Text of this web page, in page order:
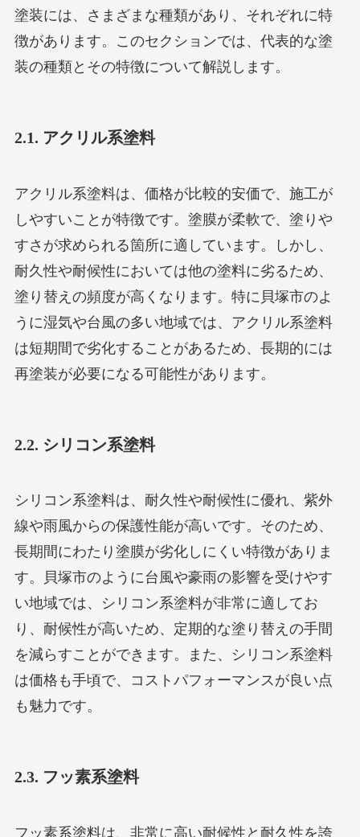
塗装には、さまざまな種類があり、それぞれに特
徴があります。このセクションでは、代表的な塗
装の種類とその特徴について解説します。
2.1. アクリル系塗料
アクリル系塗料は、価格が比較的安価で、施工が
しやすいことが特徴です。塗膜が柔軟で、塗りや
すさが求められる箇所に適しています。しかし、
耐久性や耐候性においては他の塗料に劣るため、
塗り替えの頻度が高くなります。特に貝塚市のよ
うに湿気や台風の多い地域では、アクリル系塗料
は短期間で劣化することがあるため、長期的には
再塗装が必要になる可能性があります。
2.2. シリコン系塗料
シリコン系塗料は、耐久性や耐候性に優れ、紫外
線や雨風からの保護性能が高いです。そのため、
長期間にわたり塗膜が劣化しにくい特徴がありま
す。貝塚市のように台風や豪雨の影響を受けやす
い地域では、シリコン系塗料が非常に適してお
り、耐候性が高いため、定期的な塗り替えの手間
を減らすことができます。また、シリコン系塗料
は価格も手頃で、コストパフォーマンスが良い点
も魅力です。
2.3. フッ素系塗料
フッ素系塗料は、非常に高い耐候性と耐久性を誇